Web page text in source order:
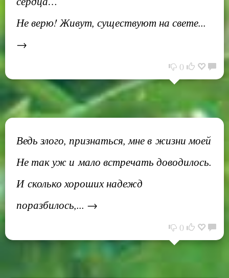
Не верю! Живут, существуют на свете...
→
0
Ведь злого, признаться, мне в жизни моей
Не так уж и мало встречать доводилось.
И сколько хороших надежд
поразбилось,... →
0